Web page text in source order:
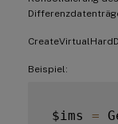
Beispiel:
$ims =